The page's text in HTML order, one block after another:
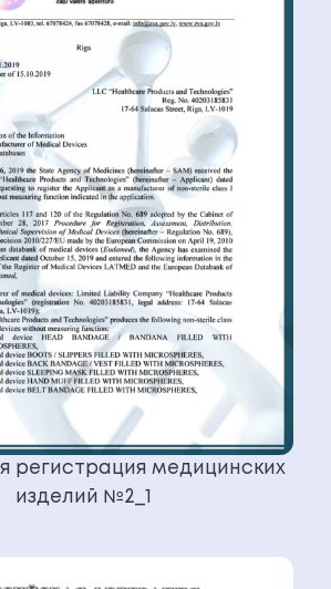
регистрация медицинских
изделий №2_1